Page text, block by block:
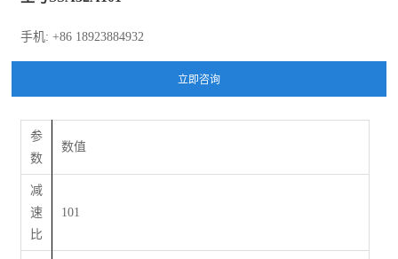
手机: +86 18923884932
参
数
数值
减
速
比
101